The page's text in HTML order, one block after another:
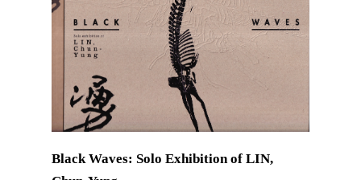
Black Waves: Solo Exhibition of LIN,